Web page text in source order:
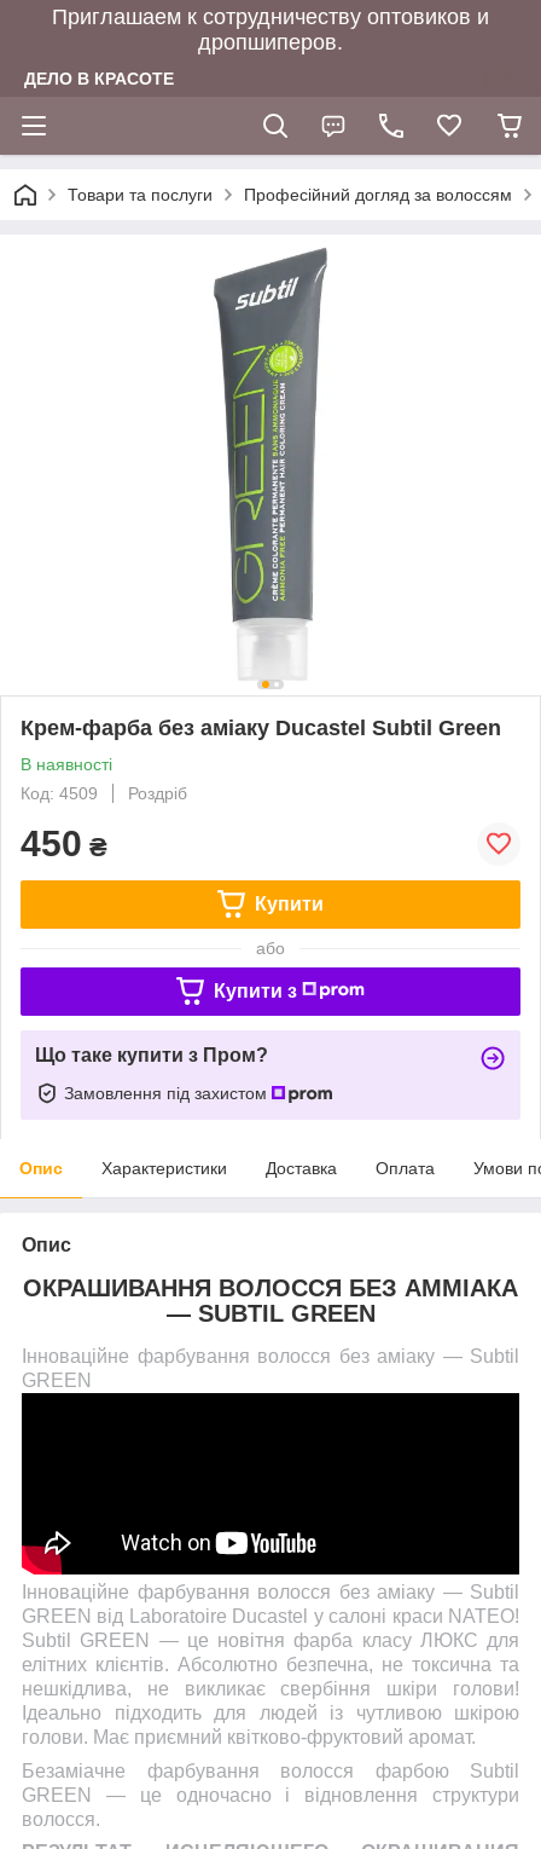
Приглашаем к сотрудничеству оптовиков и
дропшиперов.
ДЕЛО В КРАСОТЕ
Товари та послуги Професійний догляд за волоссям
Крем-фарба без аміаку Ducastel Subtil Green
В наявності
Код: 4509
Роздріб
450 ₴
Купити
або
Купити з
Що таке купити з Пром?
Замовлення під захистом
Опис Характеристики Доставка Оплата Умови
Опис
ОКРАШИВАННЯ ВОЛОССЯ БЕЗ АММІАКА
— SUBTIL GREEN
Інноваційне фарбування волосся без аміаку — Subtil
GREEN
Інноваційне фарбування волосся без аміаку — Subtil
GREEN від Laboratoire Ducastel у салоні краси NATEO!
Subtil GREEN — це новітня фарба класу ЛЮКС для
елітних клієнтів. Абсолютно безпечна, не токсична та
нешкідлива, не викликає свербіння шкіри голови!
Ідеально підходить для людей із чутливою шкірою
голови. Має приємний квітково-фруктовий аромат.
Безаміачне фарбування волосся фарбою Subtil
GREEN — це одночасно і відновлення структури
волосся.